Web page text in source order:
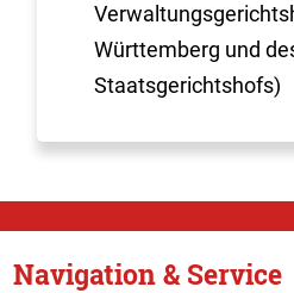
Württemberg und
Staatsgerichtshofs)
Navigation & Service